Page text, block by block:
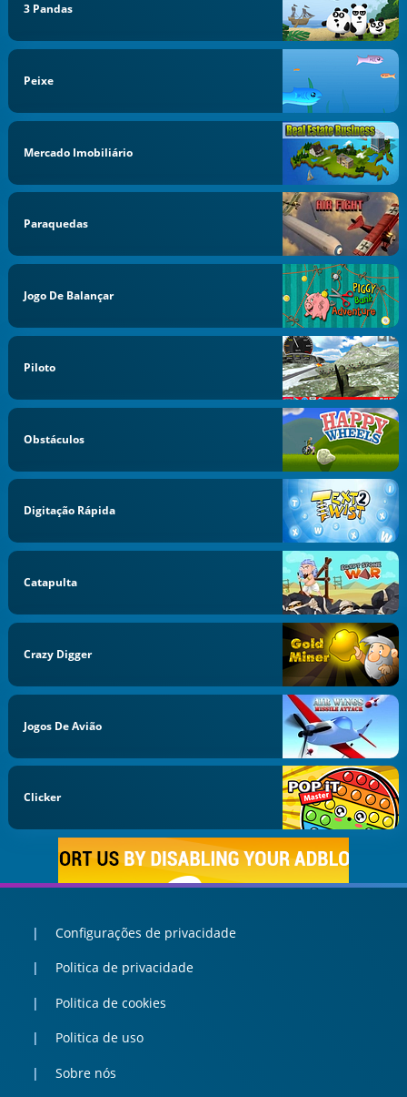
3 Pandas
Peixe
Mercado Imobiliário
Paraquedas
Jogo De Balançar
Piloto
Obstáculos
Digitação Rápida
Catapulta
Crazy Digger
Jogos De Avião
Clicker
Configurações de privacidade
Politica de privacidade
Politica de cookies
Politica de uso
Sobre nós